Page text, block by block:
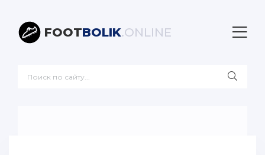
FOOTBOLIK.ONLINE